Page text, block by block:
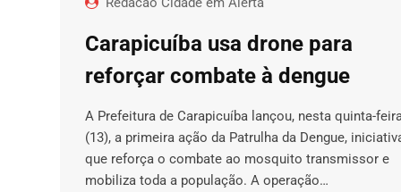
Carapicuíba usa drone para
reforçar combate à dengue
A Prefeitura de Carapicuíba lançou, nesta quinta-
(13), a primeira ação da Patrulha da Dengue,
que reforça o combate ao mosquito transmissor e
mobiliza toda a população. A operação…